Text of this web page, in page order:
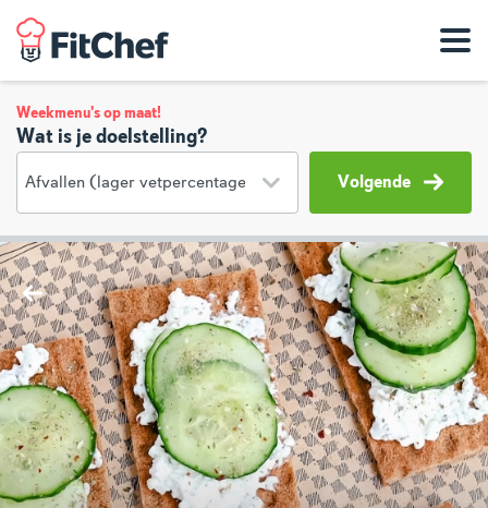
Weekmenu's op maat!
Wat is je doelstelling?
Volgende